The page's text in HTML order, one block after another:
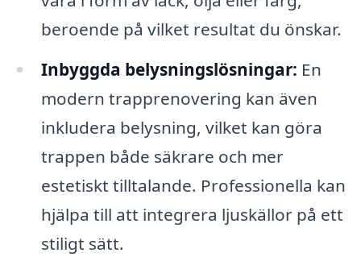
beroende på vilket resultat du önskar.
Inbyggda belysningslösningar: En
modern trapprenovering kan även
inkludera belysning, vilket kan göra
trappen både säkrare och mer
estetiskt tilltalande. Professionella kan
hjälpa till att integrera ljuskällor på ett
stiligt sätt.